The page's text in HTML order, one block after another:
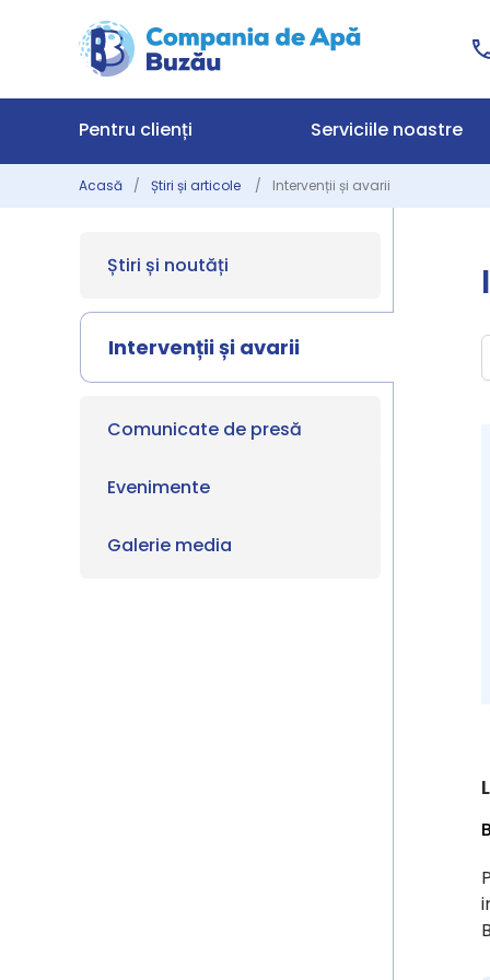
Pentru clienți Serviciile noastre
Acasă Știri și articole Intervenții și avarii
Știri și noutăți
Intervenții și avarii
Comunicate de presă
Evenimente
Galerie media